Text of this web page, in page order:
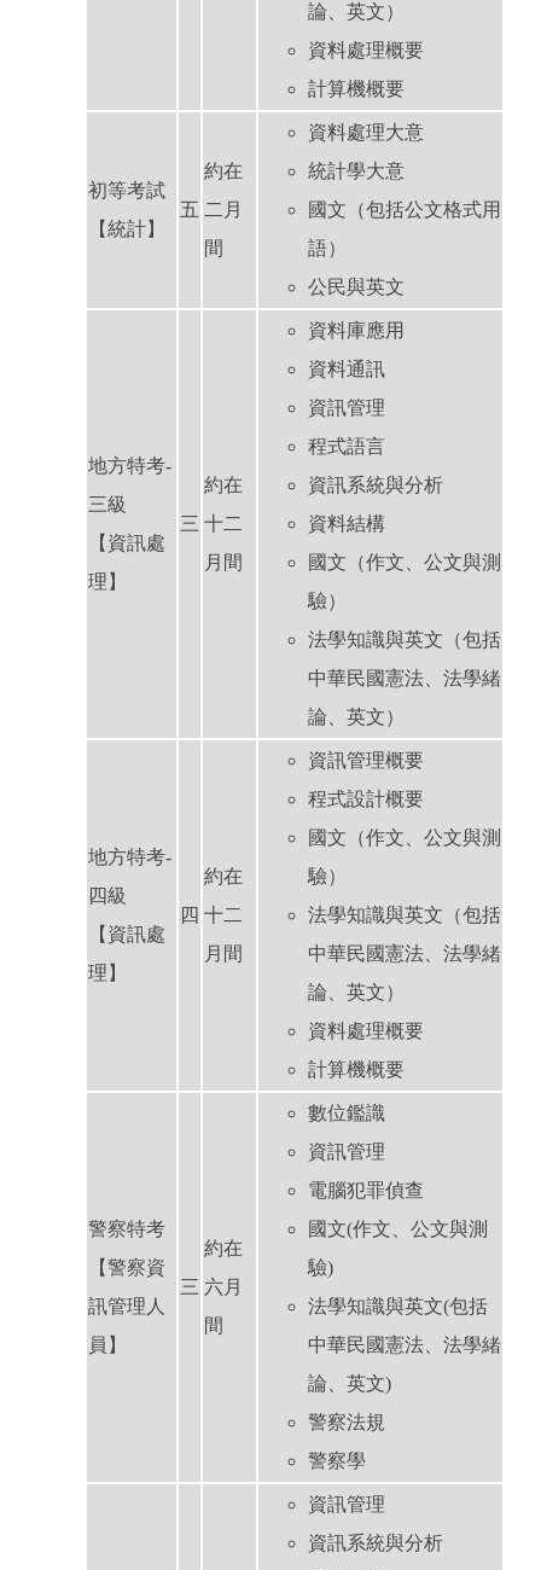
論、英文）
資料處理概要
計算機概要
初等考試
【統計】
五
約在
二月
間
資料處理大意
統計學大意
國文（包括公文格式用
語）
公民與英文
地方特考-
三級
【資訊處
理】
三
約在
十二
月間
資料庫應用
資料通訊
資訊管理
程式語言
資訊系統與分析
資料結構
國文（作文、公文與測
驗）
法學知識與英文（包括
中華民國憲法、法學緒
論、英文）
地方特考-
四級
【資訊處
理】
四
約在
十二
月間
資訊管理概要
程式設計概要
國文（作文、公文與測
驗）
法學知識與英文（包括
中華民國憲法、法學緒
論、英文）
資料處理概要
計算機概要
警察特考
【警察資
訊管理人
員】
三
約在
六月
間
數位鑑識
資訊管理
電腦犯罪偵查
國文(作文、公文與測
驗)
法學知識與英文(包括
中華民國憲法、法學緒
論、英文)
警察法規
警察學
資訊管理
資訊系統與分析